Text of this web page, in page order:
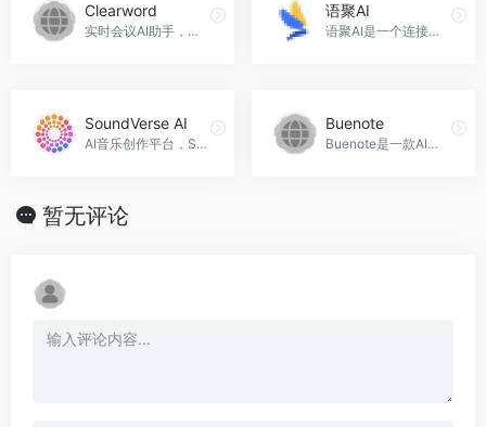
Clearword
实时会议AI助手，自动生成会议摘要和完成实时操作。Clearword官网入口网址
语聚AI
语聚AI是一个连接语言与AI的平台，可以扩展AI语言模型的能力，连接各种软件系统，提供应用助手、知识助手、对话助手和嵌入集成等功能，适用于企业办公、知识助手和网站嵌入等场景，语聚AI官网入口网址
SoundVerse AI
AI音乐创作平台，SoundVerse AI官网入口网址
Buenote
Buenote是一款AI助手工具，帮助用户自动化常见模板，提供多种智能生成功能。
暂无评论